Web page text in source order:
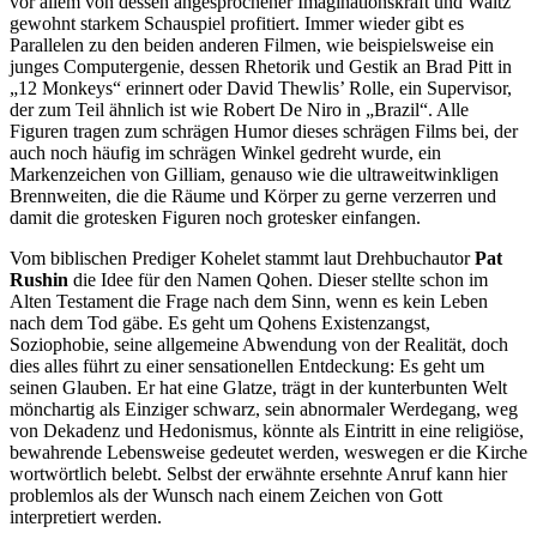
gewohnt starkem Schauspiel profitiert. Immer wieder gibt es
Parallelen zu den beiden anderen Filmen, wie beispielsweise ein
junges Computergenie, dessen Rhetorik und Gestik an Brad Pitt in
„12 Monkeys“ erinnert oder David Thewlis’ Rolle, ein Supervisor,
der zum Teil ähnlich ist wie Robert De Niro in „Brazil“. Alle
Figuren tragen zum schrägen Humor dieses schrägen Films bei, der
auch noch häufig im schrägen Winkel gedreht wurde, ein
Markenzeichen von Gilliam, genauso wie die ultraweitwinkligen
Brennweiten, die die Räume und Körper zu gerne verzerren und
damit die grotesken Figuren noch grotesker einfangen.
Vom biblischen Prediger Kohelet stammt laut DrehbuchautorPat
Rushin die Idee für den Namen Qohen. Dieser stellte schon im
Alten Testament die Frage nach dem Sinn, wenn es kein Leben
nach dem Tod gäbe. Es geht um Qohens Existenzangst,
Soziophobie, seine allgemeine Abwendung von der Realität, doch
dies alles führt zu einer sensationellen Entdeckung: Es geht um
seinen Glauben. Er hat eine Glatze, trägt in der kunterbunten Welt
mönchartig als Einziger schwarz, sein abnormaler Werdegang, weg
von Dekadenz und Hedonismus, könnte als Eintritt in eine religiöse,
bewahrende Lebensweise gedeutet werden, weswegen er die Kirche
wortwörtlich belebt. Selbst der erwähnte ersehnte Anruf kann hier
problemlos als der Wunsch nach einem Zeichen von Gott
interpretiert werden.